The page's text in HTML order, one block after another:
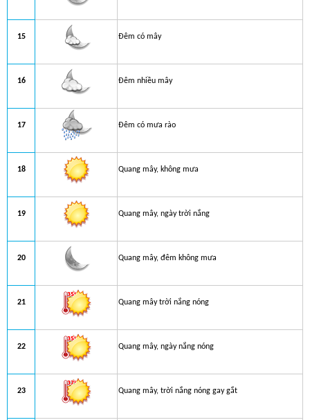
15 Đêm có mây
16 Đêm nhiều mây
17 Đêm có mưa rào
18 Quang mây, không mưa
19 Quang mây, ngày trời nắng
20 Quang mây, đêm không mưa
21 Quang mây trời nắng nóng
22 Quang mây, ngày nắng nóng
23 Quang mây, trời nắng nóng gay gắt